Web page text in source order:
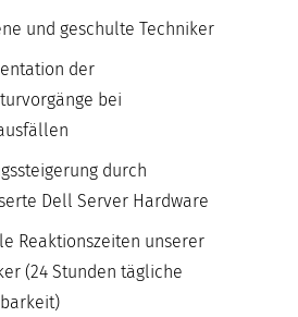
und geschulte Techniker
der
bei
durch
Dell Server Hardware
Reaktionszeiten unserer
(24 Stunden tägliche